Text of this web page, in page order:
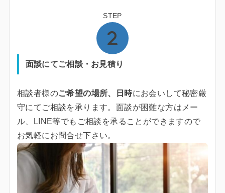
STEP
面談にてご相談・お見積り
相談者様のご希望の場所、日時にお会いして秘密厳
守にてご相談を承ります。面談が困難な方はメー
ル、LINE等でもご相談を承ることができますので
お気軽にお問合せ下さい。